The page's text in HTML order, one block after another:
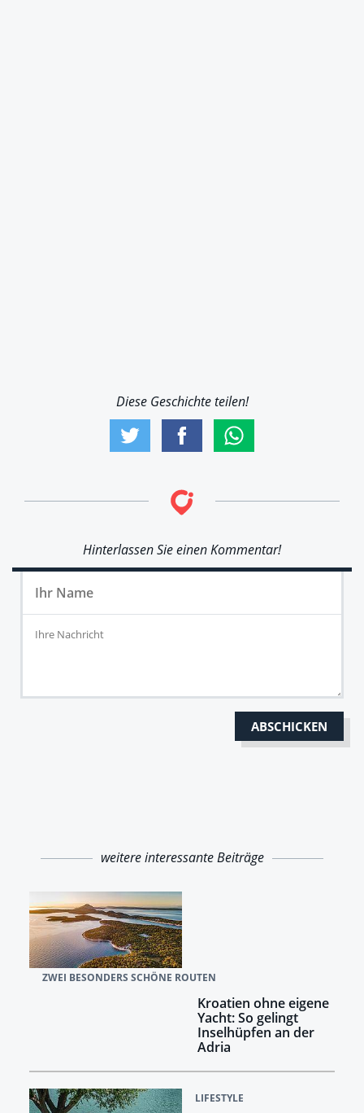
Diese Geschichte teilen!
Hinterlassen Sie einen Kommentar!
weitere interessante Beiträge
ZWEI BESONDERS SCHÖNE ROUTEN
Kroatien ohne eigene
Yacht: So gelingt
Inselhüpfen an der
Adria
LIFESTYLE